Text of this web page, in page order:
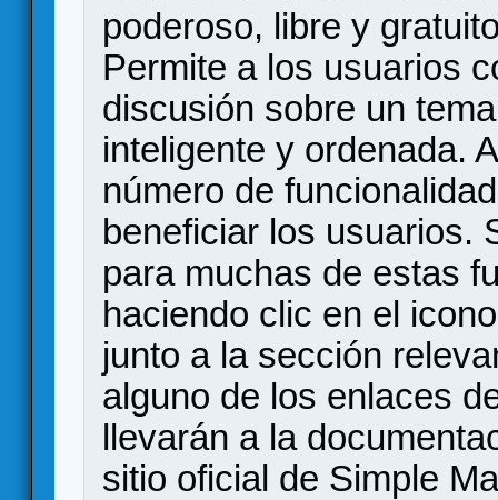
poderoso, libre y
Permite a los usuarios
discusión sobre un
inteligente y ordenada.
número de
beneficiar los usuarios.
para muchas de estas
haciendo clic en el
junto a la sección
alguno de los enlaces
llevarán a la
sitio oficial de Simple